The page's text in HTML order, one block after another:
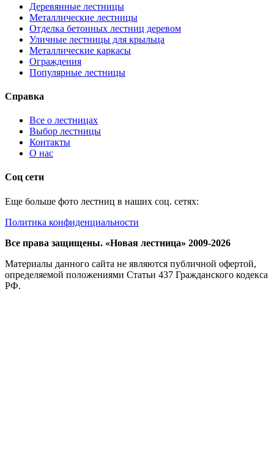
Деревянные лестницы
Металлические лестницы
Отделка бетонных лестниц деревом
Уличные лестницы для крыльца
Металлические каркасы
Ограждения
Популярные лестницы
Справка
Все о лестницах
Выбор лестницы
Контакты
О нас
Соц сети
Еще больше фото лестниц в наших соц. сетях:
Политика конфиденциальности
Все права защищены. «Новая лестница» 2009-2026
Материалы данного сайта не являются публичной офертой,
определяемой положениями Статьи 437 Гражданского кодекса
РФ.